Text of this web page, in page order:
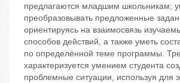
предлагаются младшим школьникам;
преобразовывать предложенные
ориентируясь на взаимосвязь
способов действий, а также уметь
по определённой теме программы.
характеризуется умением студента
проблемные ситуации, используя для